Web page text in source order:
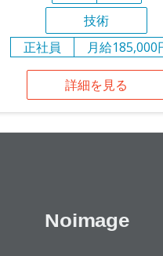
技術
正社員
月給185,000
詳細を見る